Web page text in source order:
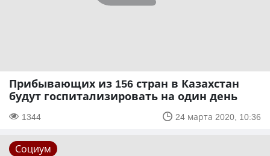
Прибывающих из 156 стран в Казахстан
будут госпитализировать на один день
1344 24 марта 2020, 10:36
Социум